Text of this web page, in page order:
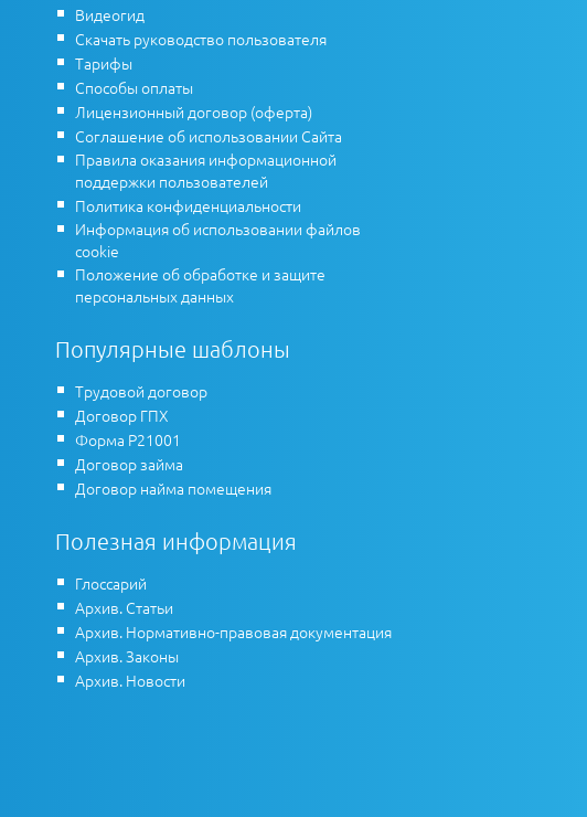
Видеогид
Скачать руководство пользователя
Тарифы
Способы оплаты
Лицензионный договор (оферта)
Соглашение об использовании Сайта
Правила оказания информационной
поддержки пользователей
Политика конфиденциальности
Информация об использовании файлов
cookie
Положение об обработке и защите
персональных данных
Популярные шаблоны
Трудовой договор
Договор ГПХ
Форма Р21001
Договор займа
Договор найма помещения
Полезная информация
Глоссарий
Архив. Статьи
Архив. Нормативно-правовая документация
Архив. Законы
Архив. Новости